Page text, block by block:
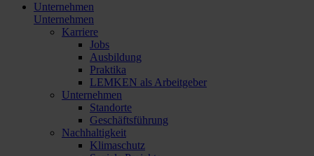
Unternehmen
Unternehmen
Karriere
Jobs
Ausbildung
Praktika
LEMKEN als Arbeitgeber
Unternehmen
Standorte
Geschäftsführung
Nachhaltigkeit
Klimaschutz